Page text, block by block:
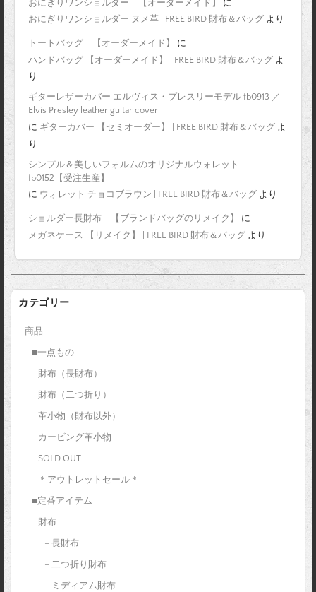
おにぎりワンショルダー 【オーダーメイド】
に
おにぎりワンショルダー ヌメ革 | FREE BIRD 財布＆バッグ より
トートバッグ 【オーダーメイド】
に
ハンドバッグ 【オーダーメイド】 | FREE BIRD 財布＆バッグ よ
り
ギターレザーカバー エルヴィス・プレスリーモデル fb0913 ／
Elvis Presley leather guitar cover
に ギターカバー 【セミオーダー】 | FREE BIRD 財布＆バッグ よ
り
シンプル＆美しいフォルムのオリジナルウォレット
fb0152【受注生産】
に ウォレット チョコブラウン | FREE BIRD 財布＆バッグ より
ショルダー長財布 【ブランドバッグのリメイク】
に
メガネケース 【リメイク】 | FREE BIRD 財布＆バッグ より
カテゴリー
商品
■一点もの
財布（長財布）
財布（二つ折り）
革小物（財布以外）
カービング革小物
SOLD OUT
＊アウトレットセール＊
■定番アイテム
財布
– 長財布
– 二つ折り財布
– ミディアム財布